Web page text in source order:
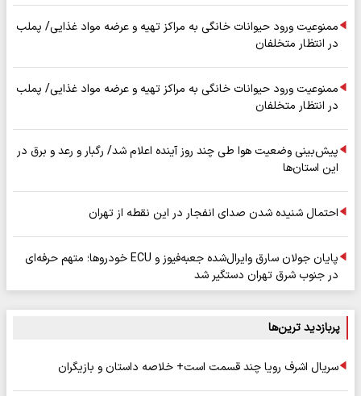
ممنوعیت ورود حیوانات خانگی به مراکز تهیه و عرضه مواد غذایی/ پملب
در انتظار متخلفان
ممنوعیت ورود حیوانات خانگی به مراکز تهیه و عرضه مواد غذایی/ پملب
در انتظار متخلفان
پیش‌بینی وضعیت هوا طی چند روز آینده اعلام شد/ رگبار و رعد و برق در
این استان‌ها
احتمال شنیده شدن صدای انفجار در این نقطه از تهران
پایان جولان سارق وایرال‌شده جعبه‌فیوز و ECU خودروها؛ متهم حرفه‌ای
در جنوب شرق تهران دستگیر شد
پربازدید ترین‌ها
سریال اشرف رویا چند قسمت است+ خلاصه داستان و بازیگران